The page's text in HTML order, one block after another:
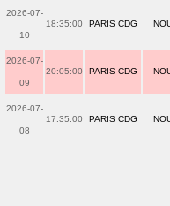
2026-07-
10
18:35:00 PARIS CDG
2026-07-
09
20:05:00 PARIS CDG
2026-07-
08
17:35:00 PARIS CDG